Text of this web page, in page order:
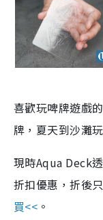
喜歡玩啤牌遊戲
牌，夏天到沙灘
現時Aqua Deck
折扣優惠，折後
買<< 。